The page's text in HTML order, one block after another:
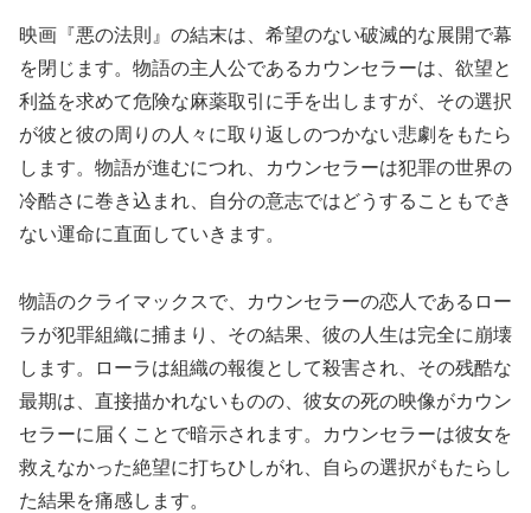
映画『悪の法則』の結末は、希望のない破滅的な展開で幕
を閉じます。物語の主人公であるカウンセラーは、欲望と
利益を求めて危険な麻薬取引に手を出しますが、その選択
が彼と彼の周りの人々に取り返しのつかない悲劇をもたら
します。物語が進むにつれ、カウンセラーは犯罪の世界の
冷酷さに巻き込まれ、自分の意志ではどうすることもでき
ない運命に直面していきます。
物語のクライマックスで、カウンセラーの恋人であるロー
ラが犯罪組織に捕まり、その結果、彼の人生は完全に崩壊
します。ローラは組織の報復として殺害され、その残酷な
最期は、直接描かれないものの、彼女の死の映像がカウン
セラーに届くことで暗示されます。カウンセラーは彼女を
救えなかった絶望に打ちひしがれ、自らの選択がもたらし
た結果を痛感します。